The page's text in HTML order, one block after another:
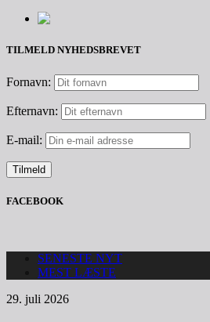
TILMELD NYHEDSBREVET
Fornavn:
Efternavn:
E-mail:
FACEBOOK
SENESTE NYT
MEST LÆSTE
29. juli 2026